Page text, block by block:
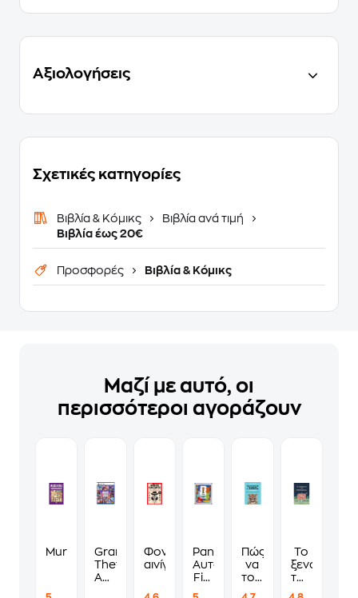
Αξιολογήσεις
Σχετικές κατηγορίες
Βιβλία & Κόμικς
Βιβλία ανά τιμή
Βιβλία έως 20€
Προσφορές Βιβλία & Κόμικς
Μαζί με αυτό, οι
περισσότεροι αγοράζουν
MurdokuGrand
Theft
Auto
Φονικά
αινίγματα
Panini
Αυτοκόλλητα
Fifa
Πώς
να
τους
Το
ξενοδοχείο
των